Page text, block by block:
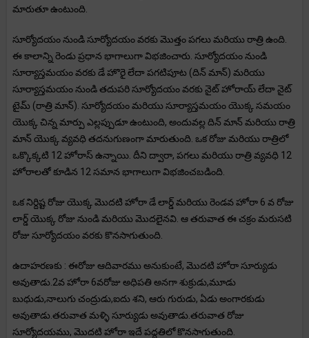
మారుతూ ఉంటుంది.
సూర్యోదయం నుండి సూర్యోదయం వరకు మొత్తం పగలు మరియు రాత్రి ఉంది.
ఈ కాలాన్ని రెండు ప్రధాన భాగాలుగా విభజించారు. సూర్యోదయం నుండి
సూర్యాస్తమయం వరకు డే హొరై లేదా పగటిపూట (దిన్ మాన్) మరియు
సూర్యాస్తమయం నుండి తదుపరి సూర్యోదయం వరకు నైట్ హోరాయ్ లేదా నైట్
టైమ్ (రాత్రి మాన్). సూర్యోదయం మరియు సూర్యాస్తమయం యొక్క సమయం
యొక్క చిన్న మార్పు ఎల్లప్పుడూ ఉంటుంది, అందువల్ల దిన్ మాన్ మరియు రాత్రి
మాన్ యొక్క వ్యవధి తదనుగుణంగా మారుతుంది. ఒక రోజు మరియు రాత్రిలో
ఒక్కొక్కటి 12 హోరాస్ ఉన్నాయి. దీని ద్వారా, పగలు మరియు రాత్రి వ్యవధి 12
హోరాలతో కూడిన 12 సమాన భాగాలుగా విభజించబడింది.
ఒక నిర్దిష్ట రోజు యొక్క మొదటి హోరా డే లార్డ్ మరియు రెండవ హోరా 6 వ రోజు
లార్డ్ యొక్క రోజు నుండి మరియు మొదలైనవి. ఆ తరువాత ఈ చక్రం మరుసటి
రోజు సూర్యోదయం వరకు కొనసాగుతుంది.
ఉదాహరణకు : ఈరోజు ఆదివారము అనుకుంటే, మొదటి హోరా సూర్యుడు
అవుతాడు.2వ హోరా 6వరోజు అధిపతి అనగా శుక్రుడు,మూడు
బుధుడు,నాలుగు చంద్రుడు,ఐదు శని, ఆరు గురుడు, ఏడు అంగారకుడు
అవుతాడు.తరువాత మళ్ళి సూర్యుడు అవుతాడు.తరువాత రోజు
సూర్యోదయము, మొదటి హోరా ఇదే పద్దతిలో కొనసాగుతుంది.